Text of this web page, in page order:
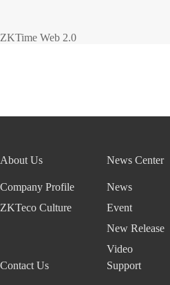
ZKTime Web 2.0
About Us
Company Profile
ZKTeco Culture
News Center
News
Event
New Release
Video
Contact Us
Support